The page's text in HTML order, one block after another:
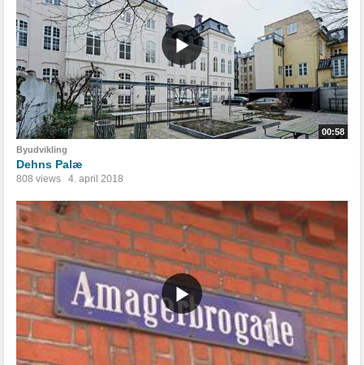
00:58
Byudvikling
Dehns Palæ
808 views 4. april 2018